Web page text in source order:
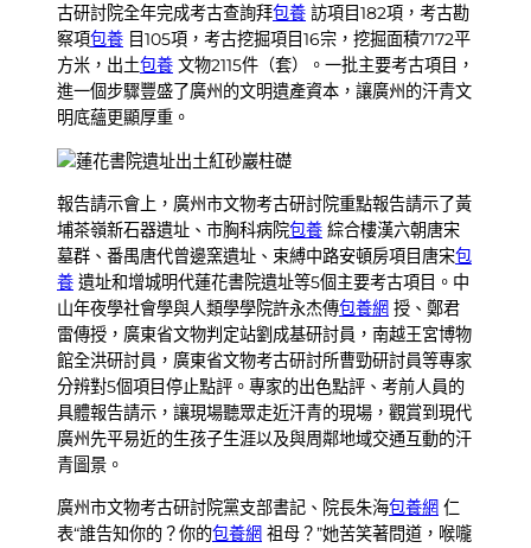
古研討院全年完成考古查詢拜包養 訪項目182項，考古勘
察項包養 目105項，考古挖掘項目16宗，挖掘面積7172平
方米，出土包養 文物2115件（套）。一批主要考古項目，
進一個步驟豐盛了廣州的文明遺產資本，讓廣州的汗青文
明底蘊更顯厚重。
蓮花書院遺址出土紅砂巖柱礎
報告請示會上，廣州市文物考古研討院重點報告請示了黃
埔茶嶺新石器遺址、市胸科病院包養 綜合樓漢六朝唐宋
墓群、番禺唐代曾邊窯遺址、束縛中路安頓房項目唐宋包
養 遺址和增城明代蓮花書院遺址等5個主要考古項目。中
山年夜學社會學與人類學學院許永杰傳包養網 授、鄭君
雷傳授，廣東省文物判定站劉成基研討員，南越王宮博物
館全洪研討員，廣東省文物考古研討所曹勁研討員等專家
分辨對5個項目停止點評。專家的出色點評、考前人員的
具體報告請示，讓現場聽眾走近汗青的現場，觀賞到現代
廣州先平易近的生孩子生涯以及與周鄰地域交通互動的汗
青圖景。
廣州市文物考古研討院黨支部書記、院長朱海包養網 仁
表“誰告知你的？你的包養網 祖母？”她苦笑著問道，喉嚨